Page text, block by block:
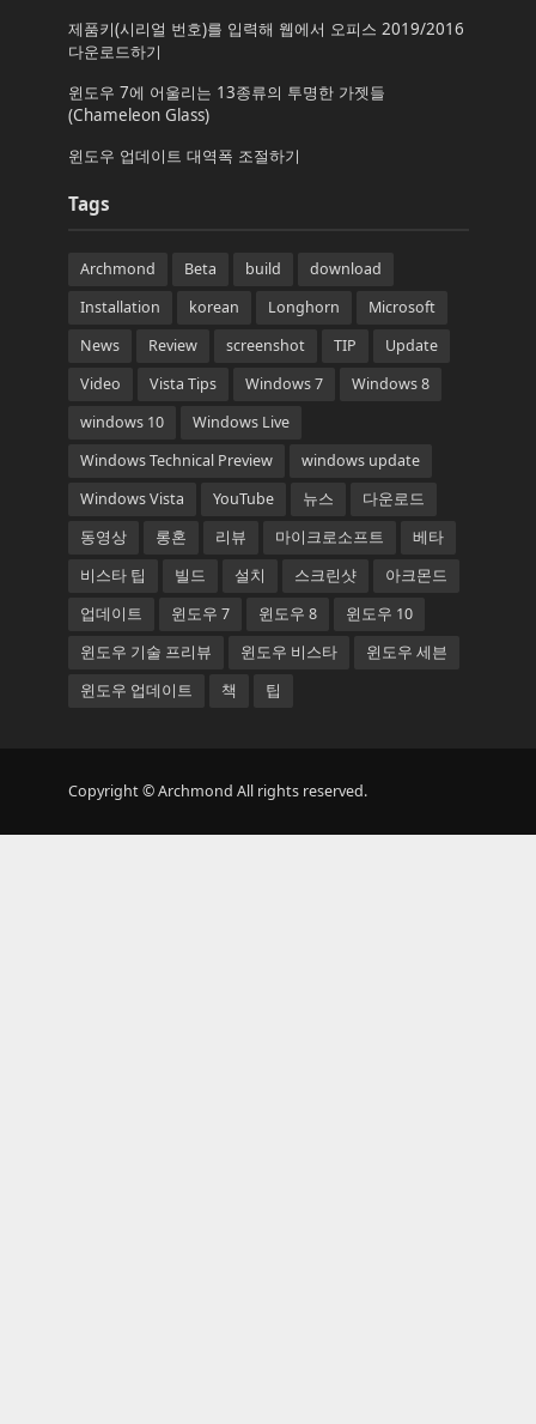
제품키(시리얼 번호)를 입력해 웹에서 오피스 2019/2016
다운로드하기
윈도우 7에 어울리는 13종류의 투명한 가젯들
(Chameleon Glass)
윈도우 업데이트 대역폭 조절하기
Tags
Archmond Beta build
download
Installation
korean Longhorn
Microsoft
News
Review screenshot TIP
Update
Video
Vista Tips Windows 7
Windows 8
windows 10
Windows Live
Windows Technical Preview
windows update
Windows Vista
YouTube 뉴스
다운로드
동영상
롱혼 리뷰 마이크로소프트
베타
비스타 팁
빌드 설치 스크린샷
아크몬드
업데이트
윈도우 7 윈도우 8
윈도우 10
윈도우 기술 프리뷰
윈도우 비스타
윈도우 세븐
윈도우 업데이트
책 팁
Copyright © Archmond All rights reserved.